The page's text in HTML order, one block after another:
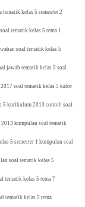
kelas 5 semester 2
tematik kelas 5 tema 1
soal tematik kelas 5
jawab tematik kelas 5 soal
soal tematik kelas 5 kalor
5 kurikulum 2013 contoh soal
kumpulan soal tematik
5 semester 1 kumpulan soal
soal tematik kelas 5
tematik kelas 5 tema 7
tematik kelas 5 tema